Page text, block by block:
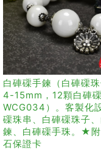
白硨磲手鍊（白硨磲
4-15mm，12顆白硨
WCG034）。客製化
磲珠串、白硨磲珠子
鍊、白硨磲手珠。★
石保證卡